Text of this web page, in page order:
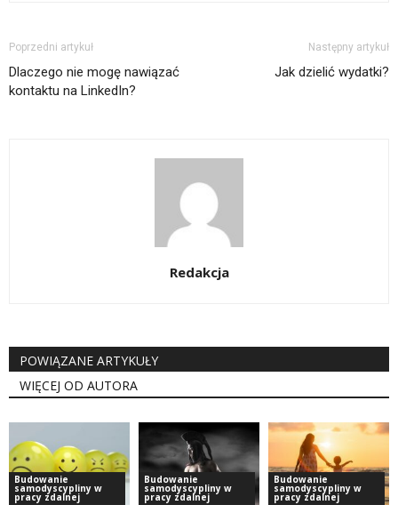
Poprzedni artykuł
Dlaczego nie mogę nawiązać
kontaktu na LinkedIn?
Następny artykuł
Jak dzielić wydatki?
Redakcja
POWIĄZANE ARTYKUŁY
WIĘCEJ OD AUTORA
Budowanie
samodyscypliny w
pracy zdalnej
Budowanie
samodyscypliny w
pracy zdalnej
Budowanie
samodyscypliny w
pracy zdalnej